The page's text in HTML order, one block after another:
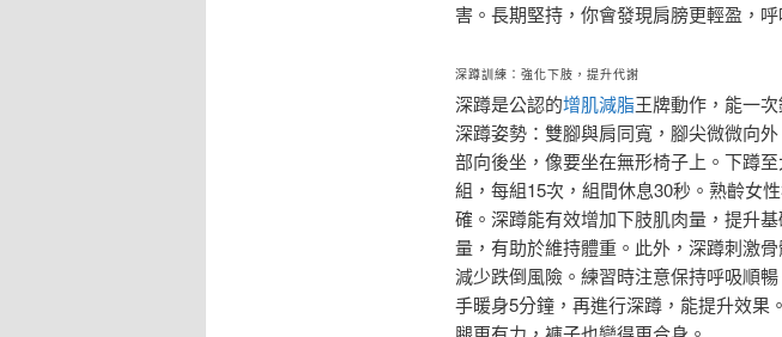
害。長期堅持，你會發現肩膀更輕盈，
深蹲訓練：強化下肢，提升代謝
深蹲是公認的增肌減脂王牌動作，能一
深蹲姿勢：雙腳與肩同寬，腳尖微微向
部向後坐，像要坐在無形椅子上。下蹲
組，每組15次，組間休息30秒。熟齡女
確。深蹲能有效增加下肢肌肉量，提升
量，有助於維持體重。此外，深蹲刺激
減少跌倒風險。練習時注意保持呼吸順
手暖身5分鐘，再進行深蹲，能提升效果